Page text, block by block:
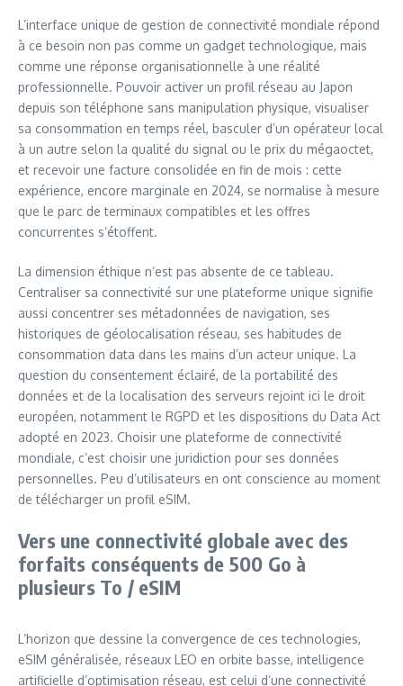
L’interface unique de gestion de connectivité mondiale répond
à ce besoin non pas comme un gadget technologique, mais
comme une réponse organisationnelle à une réalité
professionnelle. Pouvoir activer un profil réseau au Japon
depuis son téléphone sans manipulation physique, visualiser
sa consommation en temps réel, basculer d’un opérateur local
à un autre selon la qualité du signal ou le prix du mégaoctet,
et recevoir une facture consolidée en fin de mois : cette
expérience, encore marginale en 2024, se normalise à mesure
que le parc de terminaux compatibles et les offres
concurrentes s’étoffent.
La dimension éthique n’est pas absente de ce tableau.
Centraliser sa connectivité sur une plateforme unique signifie
aussi concentrer ses métadonnées de navigation, ses
historiques de géolocalisation réseau, ses habitudes de
consommation data dans les mains d’un acteur unique. La
question du consentement éclairé, de la portabilité des
données et de la localisation des serveurs rejoint ici le droit
européen, notamment le RGPD et les dispositions du Data Act
adopté en 2023. Choisir une plateforme de connectivité
mondiale, c’est choisir une juridiction pour ses données
personnelles. Peu d’utilisateurs en ont conscience au moment
de télécharger un profil eSIM.
Vers une connectivité globale avec des
forfaits conséquents de 500 Go à
plusieurs To / eSIM
L’horizon que dessine la convergence de ces technologies,
eSIM généralisée, réseaux LEO en orbite basse, intelligence
artificielle d’optimisation réseau, est celui d’une connectivité